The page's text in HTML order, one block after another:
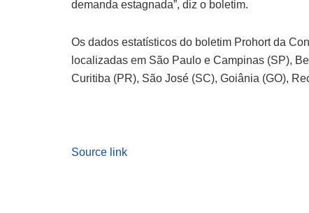
demanda estagnada”, diz o boletim.
Os dados estatísticos do boletim Prohort da
localizadas em São Paulo e Campinas (SP),
Curitiba (PR), São José (SC), Goiânia (GO),
Source link